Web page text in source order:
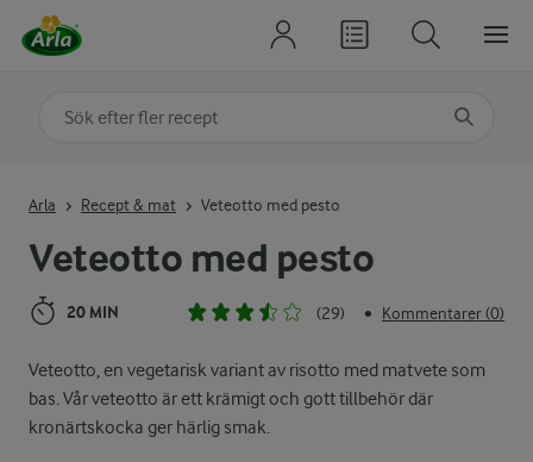
Veteotto med pesto
20 MIN (29) • Kommentarer (0)
Veteotto, en vegetarisk variant av risotto med matvete som
bas. Vår veteotto är ett krämigt och gott tillbehör där
kronärtskocka ger härlig smak.
Arla Recept & mat Veteotto med pesto
Sök på kategori eller ingrediens